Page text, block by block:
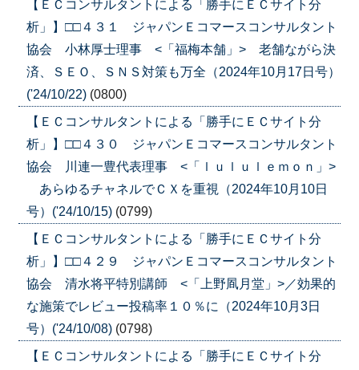
【ＥＣコンサルタントによる「勝手にＥＣサイト分
析」】□□４３１ ジャパンＥコマースコンサルタント
協会 小林厚士理事 <「福梅本舗」> 老舗ながら決
済、ＳＥＯ、ＳＮＳ対策も万全（2024年10月17日号）
('24/10/22) (0800)
【ＥＣコンサルタントによる「勝手にＥＣサイト分
析」】□□４３０ ジャパンＥコマースコンサルタント
協会 川連一豊代表理事 <「ｌｕｌｕｌｅｍｏｎ」>
あらゆるチャネルでＣＸを重視（2024年10月10日
号）('24/10/15) (0799)
【ＥＣコンサルタントによる「勝手にＥＣサイト分
析」】□□４２９ ジャパンＥコマースコンサルタント
協会 清水将平特別講師 <「上野凮月堂」>／効果的
な施策でレビュー投稿率１０％に（2024年10月3日
号）('24/10/08) (0798)
【ＥＣコンサルタントによる「勝手にＥＣサイト分